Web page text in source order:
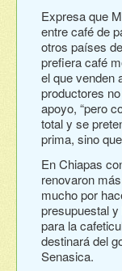
Expresa que
entre café de
otros países
prefiera café
el que venden
productores
apoyo, “pero
total y se
prima, sino
En Chiapas
renovaron
mucho por
presupuestal
para la
destinará del
Senasica.